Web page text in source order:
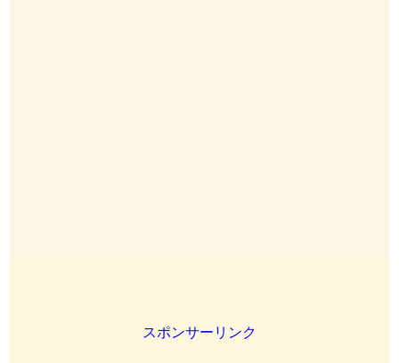
スポンサーリンク